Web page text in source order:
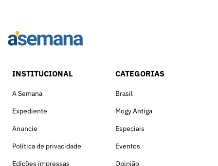
INSTITUCIONAL
A Semana
Expediente
Anuncie
Política de privacidade
Edições impressas
CATEGORIAS
Brasil
Mogy Antiga
Especiais
Eventos
Opinião